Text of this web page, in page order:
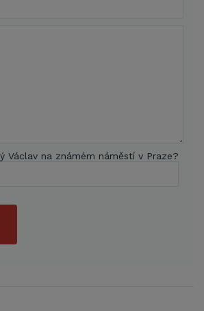
Václav na známém náměstí v Praze?